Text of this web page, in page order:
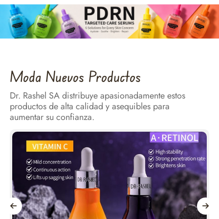
Moda Nuevos Productos
Dr. Rashel SA distribuye apasionadamente estos
productos de alta calidad y asequibles para
aumentar su confianza.